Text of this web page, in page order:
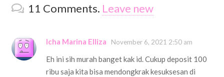
11 Comments. Leave new
Icha Marina Elliza November 6, 2021 2:50 am
Eh ini sih murah banget kak id. Cukup deposit 100
ribu saja kita bisa mendongkrak kesuksesan di